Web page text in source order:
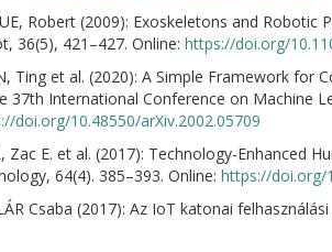
Robert (2009): Exoskeletons and
36(5), 421–427. Online: https://doi.org/
Ting et al. (2020): A Simple Framework for
37th International Conference on Machine
doi.org/10.48550/arXiv.2002.05709
Zac E. et al. (2017): Technology-Enhanced
64(4). 385–393. Online: https://doi.org/
Csaba (2017): Az IoT katonai